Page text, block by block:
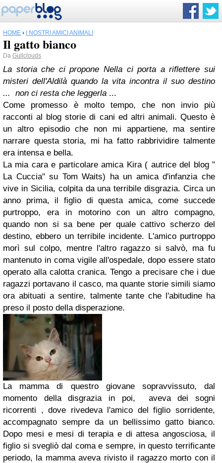
HOME › I NOSTRI AMICI ANIMALI
Il gatto bianco
Da Gullclouds
La storia che ci propone Nella ci porta a riflettere sui
misteri dell'Aldilà quando la vita incontra il suo destino
...
non ci resta che leggerla ...
Come promesso è molto tempo, che non invio più
racconti al blog storie di cani ed altri animali. Questo è
un altro episodio che non mi appartiene, ma sentire
narrare questa storia, mi ha fatto rabbrividire talmente
era intensa e bella.
La mia cara e particolare amica Kira ( autrice del blog "
La Cuccia" su Tom Waits) ha un amica d'infanzia che
vive in Sicilia, colpita da una terribile disgrazia. Circa un
anno prima, il figlio di questa amica, come succede
purtroppo, era in motorino con un altro compagno,
quando non si sa bene per quale cattivo scherzo del
destino, ebbero un terribile incidente. L'amico purtroppo
morì sul colpo, mentre l'altro ragazzo si salvò, ma fu
mantenuto in coma vigile all'ospedale, dopo essere stato
operato alla calotta cranica. Tengo a precisare che i due
ragazzi portavano il casco, ma quante storie simili siamo
ora abituati a sentire, talmente tante che l'abitudine ha
preso il posto della disperazione.
La mamma di questro giovane sopravvissuto, dal
momento della disgrazia in poi, aveva dei sogni
ricorrenti , dove rivedeva l'amico del figlio sorridente,
accompagnato sempre da un bellissimo gatto bianco.
Dopo mesi e mesi di terapia e di attesa angosciosa, il
figlio si svegliò dal coma e sempre, in questo terrificante
periodo, la mamma aveva rivisto il ragazzo morto con il